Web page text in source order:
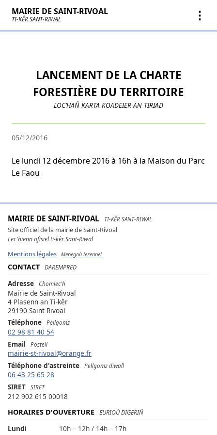
MAIRIE DE SAINT-RIVOAL
TI-KÊR SANT-RIWAL ⋮
LANCEMENT DE LA CHARTE
FORESTIÈRE DU TERRITOIRE
LOC’HAÑ KARTA KOADEIER AN TIRIAD
05/12/2016
Le lundi 12 décembre 2016 à 16h à la Maison du Parc
Le Faou
MAIRIE DE SAINT-RIVOAL TI-KÊR SANT-RIWAL
Site officiel de la mairie de Saint-Rivoal
Lec'hienn ofisiel ti-kêr Sant-Riwal
Mentions légales Menegoù lezennel
CONTACT DAREMPRED
Adresse Chomlec'h
Mairie de Saint-Rivoal
4 Plasenn an Ti-kêr
29190 Saint-Rivoal
Téléphone
Pellgomz
02 98 81 40 54
Email
Postell
mairie-st-rivoal@orange.fr
Téléphone d'astreinte
Pellgomz diwall
06 43 25 65 28
SIRET
SIRET
212 902 615 00018
HORAIRES D'OUVERTURE
EURIOÙ DIGERIÑ
Lundi 10h – 12h / 14h – 17h